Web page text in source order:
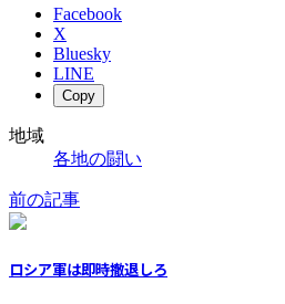
Facebook
X
Bluesky
LINE
Copy
地域
各地の闘い
前の記事
ロシア軍は即時撤退しろ